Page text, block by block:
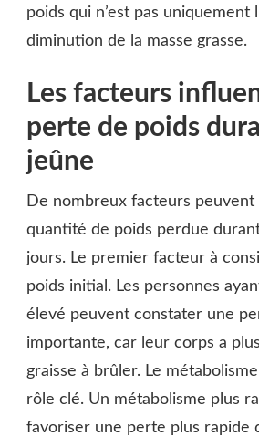
poids qui n’est pas uniquement
diminution de la masse grasse.
Les facteurs
perte de poids
jeûne
De nombreux facteurs
quantité de poids perdue
jours. Le premier facteur à
poids initial. Les personnes
élevé peuvent constater une
importante, car leur corps a
graisse à brûler. Le
rôle clé. Un métabolisme plus
favoriser une perte plus rapide